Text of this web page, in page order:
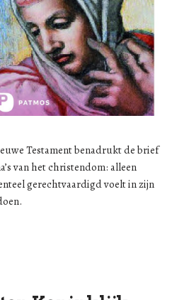
Testament benadrukt de brief
van het christendom: alleen
gerechtvaardigd voelt in zijn